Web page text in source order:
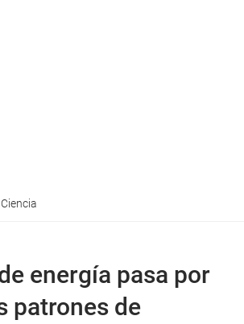
Ciencia
energía pasa por
patrones de